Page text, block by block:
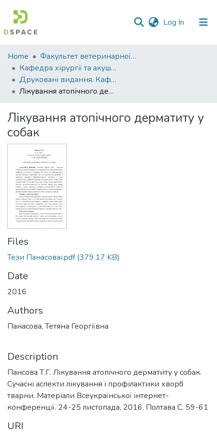
Log In (current)
Communities
&
Collections
All of DSpace
Statistics
Home
Факультет ветеринарної медицини
Кафедра хірургії та акушерства
Друковані видання. Кафедра хірургії та акушерства
Лікування атопічного дерматиту у собак
Лікування атопічного дерматиту у
собак
Files
Тези Панасоваі.pdf(379.17 KB)
Date
2016
Authors
Панасова, Тетяна Георгіївна
Description
Пансова Т.Г. Лікування атопічного дерматиту у собак.
Сучасні аспекти лікування і профілактики хворб
тварни. Матеріали Всеукраїнської інтернет-
конференції. 24-25 листопада, 2016. Полтава С. 59-61
URI